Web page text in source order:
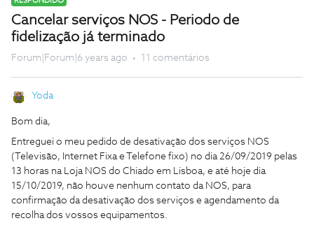
Cancelar serviços NOS - Periodo de
fidelização já terminado
Forum|Forum|6 years ago 11 comentários
Yoda
Bom dia,
Entreguei o meu pedido de desativação dos serviços NOS
(Televisão, Internet Fixa e Telefone fixo) no dia 26/09/2019 pelas
13 horas na Loja NOS do Chiado em Lisboa, e até hoje dia
15/10/2019, não houve nenhum contato da NOS, para
confirmação da desativação dos serviços e agendamento da
recolha dos vossos equipamentos.